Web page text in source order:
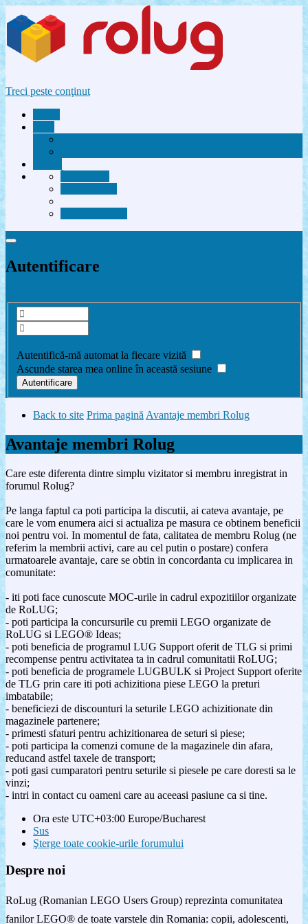
Treci peste conţinut
Autentificare
Autentifică-mă automat la fiecare vizită
Ascunde starea mea online în această sesiune
Back to site Prima paginăAvantaje membri Rolug
Avantaje membri Rolug
Care este diferenta dintre simplu vizitator si membru inregistrat in
forumul Rolug?
Pe langa faptul ca poti participa la discutii, ai cateva avantaje, pe
care le vom enumera aici si actualiza pe masura ce obtinem beneficii
noi pentru voi. In momentul de fata, calitatea de membru Rolug (ne
referim la membrii activi, care au cel putin o postare) confera
urmatoarele avantaje, care se obtin in concordanta cu implicarea in
comunitate:
- iti poti face cunoscute MOC-urile in cadrul expozitiilor organizate
de RoLUG;
- poti participa la concursurile cu premii LEGO organizate de
RoLUG si LEGO® Ideas;
- poti beneficia de programul LUG Support oferit de TLG si primi
recompense pentru activitatea ta in cadrul comunitatii RoLUG;
- poti beneficia de programele LUGBULK si Project Support oferite
de TLG prin care iti poti achizitiona piese LEGO la preturi
imbatabile;
- beneficiezi de discounturi la seturile LEGO achizitionate din
magazinele partenere;
- primesti sfaturi pentru achizitionarea de seturi si piese;
- poti participa la comenzi comune de la magazinele din afara,
reducand astfel taxele de transport;
- poti gasi cumparatori pentru seturile si piesele pe care doresti sa le
vinzi;
- intri in contact cu oameni care au aceeasi pasiune ca si tine.
Ora este UTC+03:00 Europe/Bucharest
Sus
Şterge toate cookie-urile forumului
Despre noi
RoLug (Romanian LEGO Users Group) reprezinta comunitatea
fanilor LEGO® de toate varstele din Romania: copii, adolescenti,